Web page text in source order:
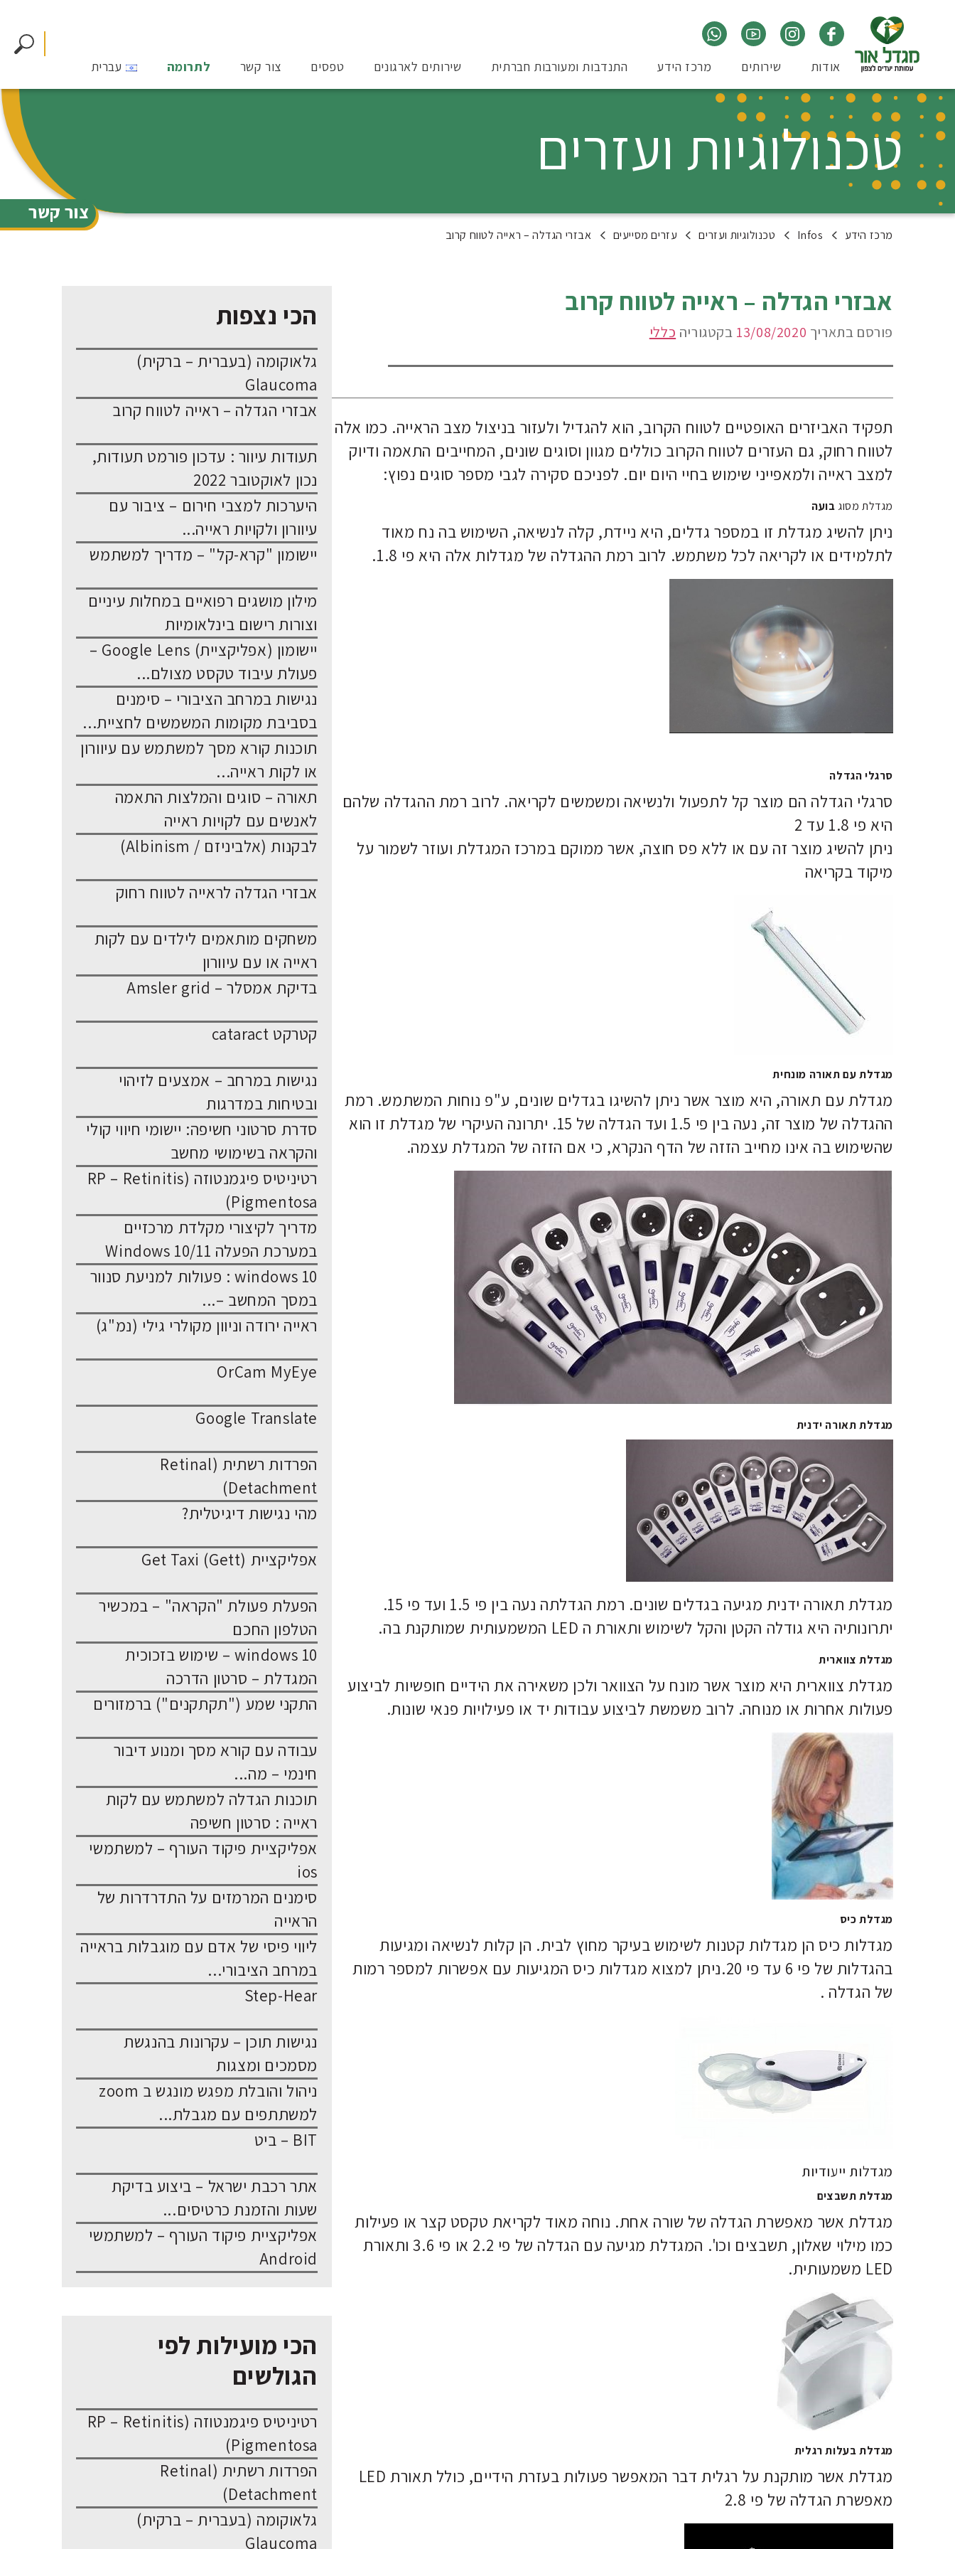
צור קשר
אודות שירותים מרכז הידע התנדבות ומעורבות חברתית שירותים לארגונים טפסים צור קשר לתרומה עברית
טכנולוגיות ועזרים
מרכז הידע Infos טכנולוגיות ועזרים עזרים מסייעים אבזרי הגדלה – ראייה לטווח קרוב
אבזרי הגדלה – ראייה לטווח קרוב
פורסם בתאריך 13/08/2020 בקטגוריה כללי
תפקיד האביזרים האופטיים לטווח הקרוב, הוא להגדיל ולעזור בניצול מצב הראייה. כמו אלה
לטווח רחוק, גם העזרים לטווח הקרוב כוללים מגוון וסוגים שונים, המחייבים התאמה ודיוק
למצב ראייה ולמאפייני שימוש בחיי היום יום. לפניכם סקירה לגבי מספר סוגים נפוץ:
מגדלת מסוג בועה
ניתן להשיג מגדלת זו במספר גדלים, היא ניידת, קלה לנשיאה, השימוש בה נח מאוד
לתלמידים או לקריאה לכל משתמש. לרוב רמת ההגדלה של מגדלות אלה היא פי 1.8.
סרגלי הגדלה
סרגלי הגדלה הם מוצר קל לתפעול ולנשיאה ומשמשים לקריאה. לרוב רמת ההגדלה שלהם
היא פי 1.8 עד 2
ניתן להשיג מוצר זה עם או ללא פס חוצה, אשר ממוקם במרכז המגדלת ועוזר לשמור על
מיקוד בקריאה
מגדלת עם תאורה מונחית
מגדלת עם תאורה, היא מוצר אשר ניתן להשיגו בגדלים שונים, ע"פ נוחות המשתמש. רמת
ההגדלה של מוצר זה, נעה בין פי 1.5 ועד הגדלה של 15. יתרונה העיקרי של מגדלת זו הוא
שהשימוש בה אינו מחייב הזזה של הדף הנקרא, כי אם הזזה של המגדלת עצמה.
מגדלת תאורה ידנית
מגדלת תאורה ידנית מגיעה בגדלים שונים. רמת הגדלתה נעה בין פי 1.5 ועד פי 15.
יתרונותיה היא גודלה הקטן והקל לשימוש ותאורת ה LED המשמעותית שמותקנת בה.
מגדלת צווארית
מגדלת צווארית היא מוצר אשר מונח על הצוואר ולכן משאירה את הידיים חופשיות לביצוע
פעולות אחרות או מנוחה. לרוב משמשת לביצוע עבודות יד או פעילויות פנאי שונות.
מגדלת כיס
מגדלות כיס הן מגדלות קטנות לשימוש בעיקר מחוץ לבית. הן קלות לנשיאה ומגיעות
בהגדלות של פי 6 עד פי 20.ניתן למצוא מגדלות כיס המגיעות עם אפשרות למספר רמות
של הגדלה .
מגדלות ייעודיות
מגדלת תשבצים
מגדלת אשר מאפשרת הגדלה של שורה אחת. נוחה מאוד לקריאת טקסט קצר או פעילות
כמו מילוי שאלון, תשבצים וכו'. המגדלת מגיעה עם הגדלה של פי 2.2 או פי 3.6 ותאורת
LED משמעותית.
מגדלת בעלות רגלית
מגדלת אשר מותקנת על רגלית דבר המאפשר פעולות בעזרת הידיים, כולל תאורת LED
מאפשרת הגדלה של פי 2.8
הכי נצפות
גלאוקומה (בעברית – ברקית)
Glaucoma
אבזרי הגדלה – ראייה לטווח קרוב
תעודות עיוור : עדכון פורמט תעודות,
נכון לאוקטובר 2022
היערכות למצבי חירום – ציבור עם
עיוורון ולקויות ראייה...
יישומון "קרא-קל" – מדריך למשתמש
מילון מושגים רפואיים במחלות עיניים
וצורות רישום בינלאומיות
יישומון (אפליקציית) Google Lens –
פעולת עיבוד טקסט מצולם...
נגישות במרחב הציבורי – סימנים
בסביבת מקומות המשמשים לחציית...
תוכנות קורא מסך למשתמש עם עיוורון
או לקות ראייה...
תאורה – סוגים והמלצות התאמה
לאנשים עם לקויות ראייה
לבקנות (אלביניזם / Albinism)
אבזרי הגדלה לראייה לטווח רחוק
משחקים מותאמים לילדים עם לקות
ראייה או עם עיוורון
בדיקת אמסלר – Amsler grid
קטרקט cataract
נגישות במרחב – אמצעים לזיהוי
ובטיחות במדרגות
סדרת סרטוני חשיפה: יישומי חיווי קולי
והקראה בשימושי מחשב
רטיניטיס פיגמנטוזה (RP – Retinitis
Pigmentosa)
מדריך לקיצורי מקלדת מרכזיים
במערכת הפעלה Windows 10/11
windows 10 : פעולות למניעת סנוור
במסך המחשב –...
ראייה ירודה וניוון מקולרי גילי (נמ"ג)
OrCam MyEye
Google Translate
הפרדות רשתית (Retinal
Detachment)
מהי נגישות דיגיטלית?
אפליקציית Get Taxi (Gett)
הפעלת פעולת "הקראה" – במכשיר
הטלפון החכם
windows 10 – שימוש בזכוכית
המגדלת – סרטון הדרכה
התקני שמע ("תקתקנים") ברמזורים
עבודה עם קורא מסך ומנוע דיבור
חינמי – מה...
תוכנות הגדלה למשתמש עם לקות
ראייה : סרטון חשיפה
אפליקציית פיקוד העורף – למשתמשי
ios
סימנים המרמזים על התדרדרות של
הראייה
ליווי פיסי של אדם עם מוגבלות בראייה
במרחב הציבורי...
Step-Hear
נגישות תוכן – עקרונות בהנגשת
מסמכים ומצגות
ניהול והובלת מפגש מונגש ב zoom
למשתתפים עם מגבלת...
BIT – ביט
אתר רכבת ישראל – ביצוע בדיקת
שעות והזמנת כרטיסים...
אפליקציית פיקוד העורף – למשתמשי
Android
הכי מועילות לפי
הגולשים
רטיניטיס פיגמנטוזה (RP – Retinitis
Pigmentosa)
הפרדות רשתית (Retinal
Detachment)
גלאוקומה (בעברית – ברקית)
Glaucoma